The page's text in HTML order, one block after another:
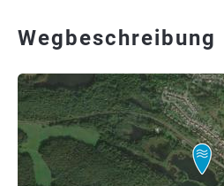
Wegbeschreibung